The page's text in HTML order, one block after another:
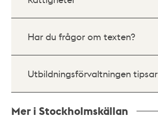
Har du frågor om texten?
Utbildningsförvaltningen tipsar
Mer i Stockholmskällan